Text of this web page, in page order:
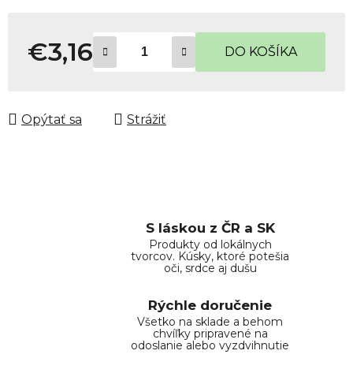
€3,16 DO KOŠÍKA
Opýtať sa Strážiť
S láskou z ČR a SK
Produkty od lokálnych
tvorcov. Kúsky, ktoré potešia
oči, srdce aj dušu
Rýchle doručenie
Všetko na sklade a behom
chvíľky pripravené na
odoslanie alebo vyzdvihnutie